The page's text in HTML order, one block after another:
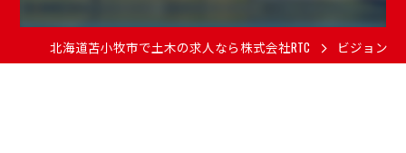
北海道苫小牧市で土木の求人なら株式会社RTC ビジョン